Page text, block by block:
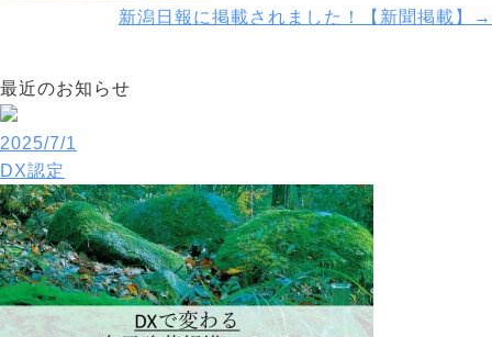
新潟日報に掲載されました！【新聞掲載】
→
最近のお知らせ
2025/7/1
DX認定